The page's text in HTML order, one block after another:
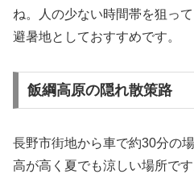
ね。人の少ない時間帯を狙っ
避暑地としておすすめです。
飯綱高原の隠れ散策路
長野市街地から車で約30分の
高が高く夏でも涼しい場所で